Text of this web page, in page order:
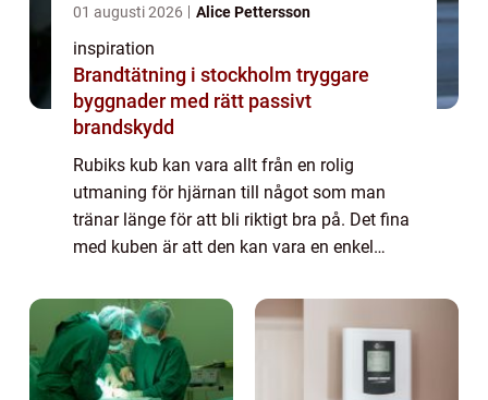
01 augusti 2026 Alice Pettersson
inspiration
Brandtätning i stockholm tryggare
byggnader med rätt passivt
brandskydd
Rubiks kub kan vara allt från en rolig
utmaning för hjärnan till något som man
tränar länge för att bli riktigt bra på. Det fina
med kuben är att den kan vara en enkel
något som får pulsen att öka då man sätte...